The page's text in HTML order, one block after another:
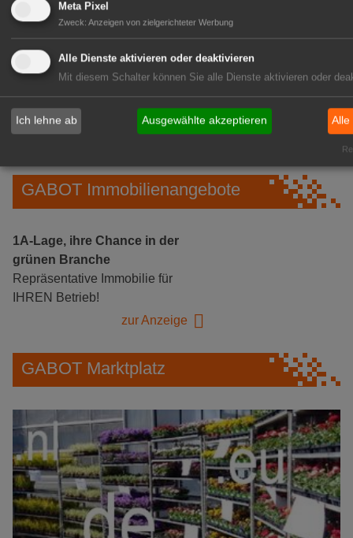
Gärtnerei Hanns
Mitarbeiter (m/w/d) für unsere
Logistikhalle
Herongen
GABOT Immobilienangebote
1A-Lage, ihre Chance in der
grünen Branche
Repräsentative Immobilie für
IHREN Betrieb!
zur Anzeige
GABOT Marktplatz
Meta Pixel
Zweck: Anzeigen von zielgerichteter Werbung
Alle Dienste aktivieren oder deaktivieren
Mit diesem Schalter können Sie alle Dienste aktivieren oder
Ich lehne ab Ausgewählte akzeptieren Alle